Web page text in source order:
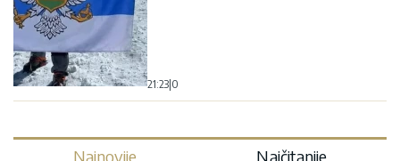
21:23|0
Najnovije Najčitanije